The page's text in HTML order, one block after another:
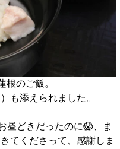
のご飯。
も添えられました。
昼どきだったのに😱、ま
てくださって、感謝しま